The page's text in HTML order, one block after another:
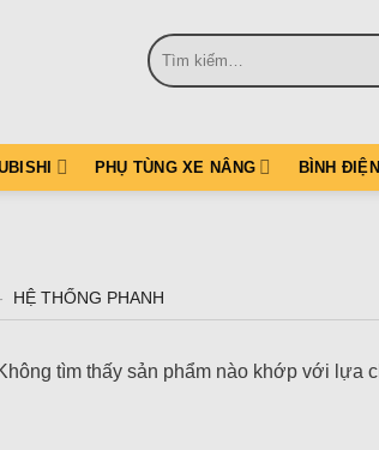
Tìm
kiếm:
PHỤ TÙNG XE NÂNG BÌNH
HỆ THỐNG PHANH
tìm thấy sản phẩm nào khớp với lựa